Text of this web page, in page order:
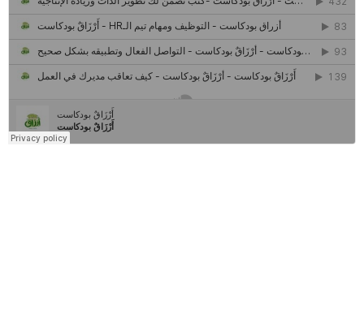
كل ما تريد معرفته عن مشروع "رواد 2030″
مركز جروان للثقافة والفنون | نموذج المركز القروي الريادي في الثقافة